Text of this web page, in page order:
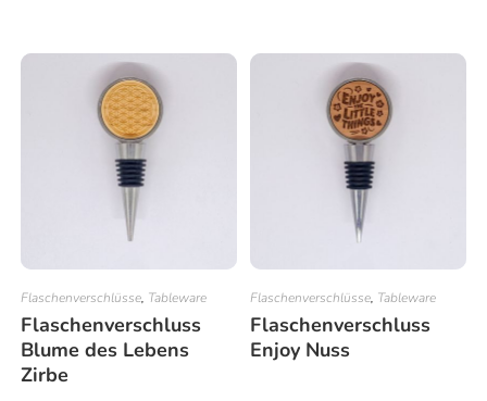
Flaschenverschlüsse, Tableware
Flaschenverschluss
Blume des Lebens
Zirbe
Flaschenverschlüsse, Tableware
Flaschenverschluss
Enjoy Nuss